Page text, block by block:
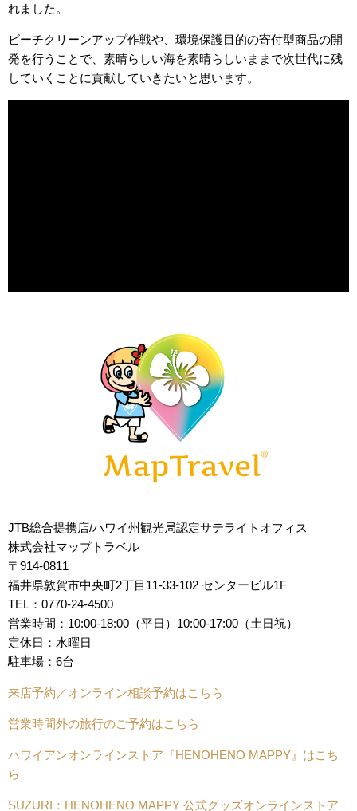
れました。
ビーチクリーンアップ作戦や、環境保護目的の寄付型商品の開
発を行うことで、素晴らしい海を素晴らしいままで次世代に残
していくことに貢献していきたいと思います。
JTB総合提携店/ハワイ州観光局認定サテライトオフィス
株式会社マップトラベル
〒914-0811
福井県敦賀市中央町2丁目11-33-102 センタービル1F
TEL：0770-24-4500
営業時間：10:00-18:00（平日）10:00-17:00（土日祝）
定休日：水曜日
駐車場：6台
来店予約／オンライン相談予約はこちら
営業時間外の旅行のご予約はこちら
ハワイアンオンラインストア『HENOHENO MAPPY』はこち
ら
SUZURI：HENOHENO MAPPY 公式グッズオンラインストア